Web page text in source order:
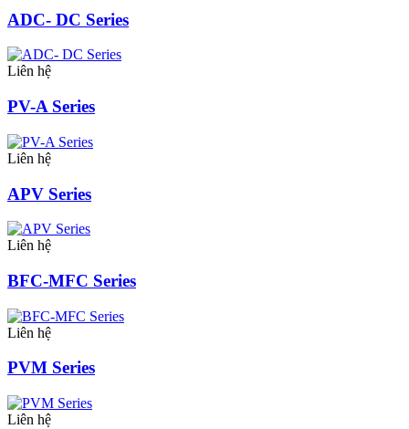
ADC- DC Series
Liên hệ
PV-A Series
Liên hệ
APV Series
Liên hệ
BFC-MFC Series
Liên hệ
PVM Series
Liên hệ